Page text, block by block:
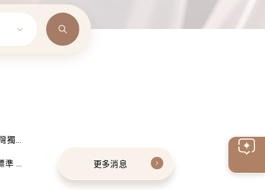
獨家
建 更多消息